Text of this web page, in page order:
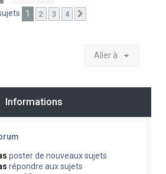
1 2 3 4
Aller à
Informations
poster de nouveaux sujets
répondre aux sujets